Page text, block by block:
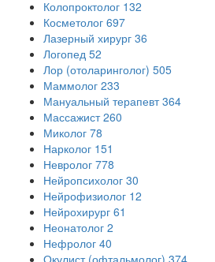
Колопроктолог 132
Косметолог 697
Лазерный хирург 36
Логопед 52
Лор (отоларинголог) 505
Маммолог 233
Мануальный терапевт 364
Массажист 260
Миколог 78
Нарколог 151
Невролог 778
Нейропсихолог 30
Нейрофизиолог 12
Нейрохирург 61
Неонатолог 2
Нефролог 40